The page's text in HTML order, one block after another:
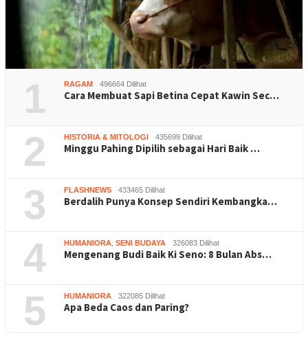
1 RAGAM 496664 Dilihat
Cara Membuat Sapi Betina Cepat Kawin Sec…
2 HISTORIA & MITOLOGI 435699 Dilihat
Minggu Pahing Dipilih sebagai Hari Baik …
3 FLASHNEWS 433465 Dilihat
Berdalih Punya Konsep Sendiri Kembangka…
4 HUMANIORA SENI BUDAYA 326083 Dilihat
Mengenang Budi Baik Ki Seno: 8 Bulan Abs…
5 HUMANIORA 322085 Dilihat
Apa Beda Caos dan Paring?